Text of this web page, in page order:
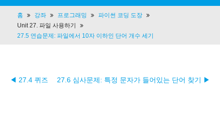
홈 강좌 프로그래밍
파이썬 코딩 도장
Unit 27. 파일 사용하기
27.5 연습문제: 파일에서 10자 이하인 단어 개수 세기
◀ 27.4 퀴즈 27.6 심사문제: 특정 문자가 들어있는 단어 찾기 ▶︎